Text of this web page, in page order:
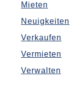
Mieten
Neuigkeiten
Verkaufen
Vermieten
Verwalten